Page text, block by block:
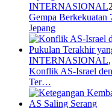
INTERNASIONAL
Gempa Berkekuatan
Jepang
INTERNASIONAL,
Konflik AS-Israel
Ter…